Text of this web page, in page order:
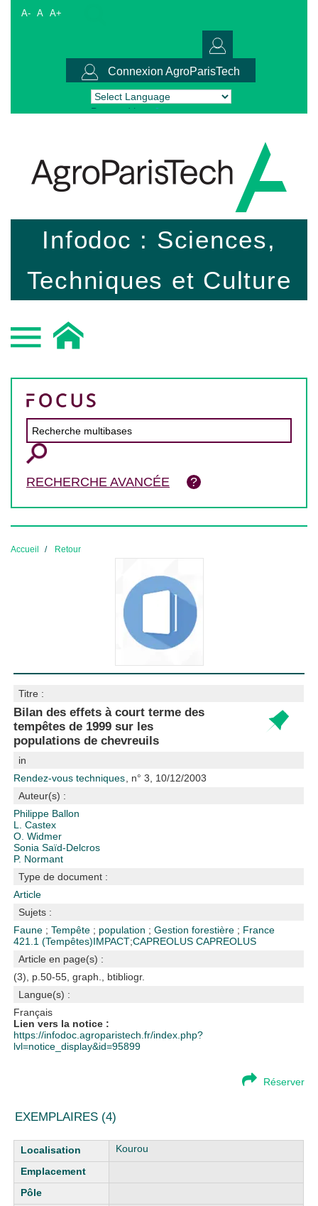
A- A A+
Connexion AgroParisTech
Powered by Translate
Infodoc : Sciences,
Techniques et Culture
RECHERCHE AVANCÉE
Accueil Retour
Titre :
Bilan des effets à court terme des
tempêtes de 1999 sur les
populations de chevreuils
in
Rendez-vous techniques , n° 3, 10/12/2003
Auteur(s) :
Philippe Ballon
L. Castex
O. Widmer
Sonia Saïd-Delcros
P. Normant
Type de document :
Article
Sujets :
Faune ;Tempête ; population ;Gestion forestière ; France
421.1 (Tempêtes)IMPACT;CAPREOLUS CAPREOLUS
Article en page(s) :
(3), p.50-55, graph., btibliogr.
Langue(s) :
Français
Lien vers la notice :
https://infodoc.agroparistech.fr/index.php?
lvl=notice_display&id=95899
Réserver
EXEMPLAIRES (4)
Liste des exemplaires Kourou